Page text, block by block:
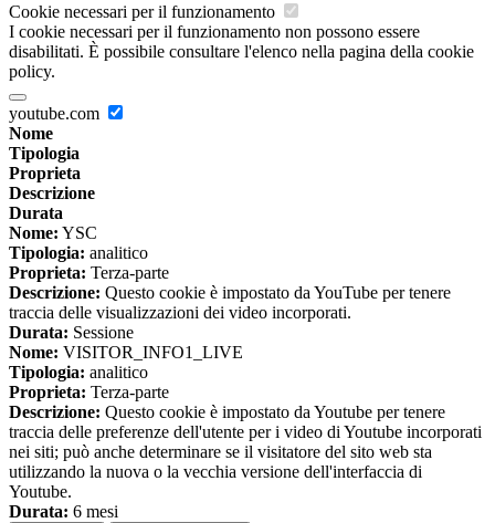
Cookie necessari per il funzionamento
I cookie necessari per il funzionamento non possono essere
disabilitati. È possibile consultare l'elenco nella pagina della cookie
policy.
youtube.com
Nome
Tipologia
Proprieta
Descrizione
Durata
Nome: YSC
Tipologia: analitico
Proprieta: Terza-parte
Descrizione: Questo cookie è impostato da YouTube per tenere
traccia delle visualizzazioni dei video incorporati.
Durata: Sessione
Nome: VISITOR_INFO1_LIVE
Tipologia: analitico
Proprieta: Terza-parte
Descrizione: Questo cookie è impostato da Youtube per tenere
traccia delle preferenze dell'utente per i video di Youtube incorporati
nei siti; può anche determinare se il visitatore del sito web sta
utilizzando la nuova o la vecchia versione dell'interfaccia di
Youtube.
Durata: 6 mesi